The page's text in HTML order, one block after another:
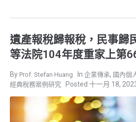
遺產報稅歸報稅，民事歸
等法院104年度重家上第
Prof. Stefan Huang 企業傳承, 國內個
經典稅務案例研究 十一月 18,